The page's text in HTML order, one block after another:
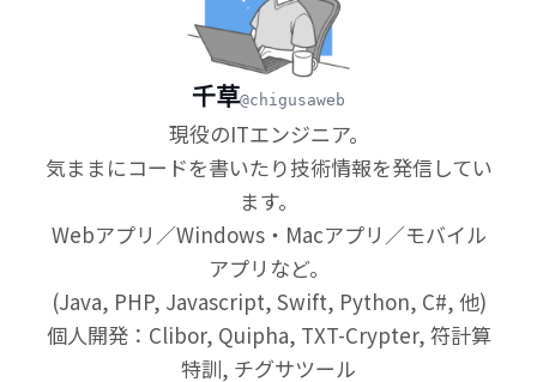
千草@chigusaweb
現役のITエンジニア。
気ままにコードを書いたり技術情報を発信してい
ます。
Webアプリ／Windows・Macアプリ／モバイル
アプリなど。
(Java, PHP, Javascript, Swift, Python, C#, 他)
個人開発：Clibor, Quipha, TXT-Crypter, 符計算
特訓, チグサツール